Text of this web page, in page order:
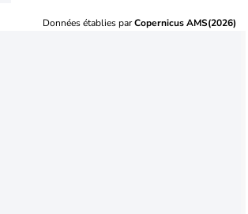
Données établies parCopernicus AMS(2026)